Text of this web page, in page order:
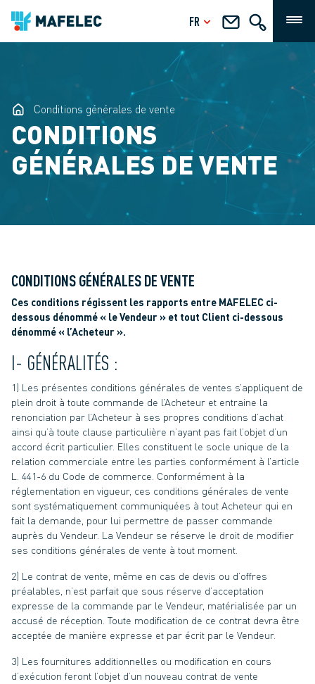
FR
Conditions générales de vente
CONDITIONS
GÉNÉRALES DE VENTE
CONDITIONS GÉNÉRALES DE VENTE
Ces conditions régissent les rapports entre MAFELEC ci-
dessous dénommé « le Vendeur » et tout Client ci-dessous
dénommé « l’Acheteur ».
I- GÉNÉRALITÉS :
1) Les présentes conditions générales de ventes s’appliquent de
plein droit à toute commande de l’Acheteur et entraine la
renonciation par l’Acheteur à ses propres conditions d’achat
ainsi qu’à toute clause particulière n’ayant pas fait l’objet d’un
accord écrit particulier. Elles constituent le socle unique de la
relation commerciale entre les parties conformément à l’article
L. 441-6 du Code de commerce. Conformément à la
réglementation en vigueur, ces conditions générales de vente
sont systématiquement communiquées à tout Acheteur qui en
fait la demande, pour lui permettre de passer commande
auprès du Vendeur. La Vendeur se réserve le droit de modifier
ses conditions générales de vente à tout moment.
2) Le contrat de vente, même en cas de devis ou d’offres
préalables, n’est parfait que sous réserve d’acceptation
expresse de la commande par le Vendeur, matérialisée par un
accusé de réception. Toute modification de ce contrat devra être
acceptée de manière expresse et par écrit par le Vendeur.
3) Les fournitures additionnelles ou modification en cours
d’exécution feront l’objet d’un nouveau contrat de vente